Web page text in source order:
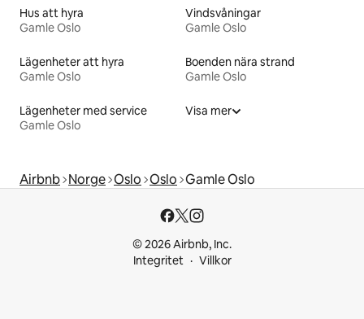
Hus att hyra
Gamle Oslo
Vindsvåningar
Gamle Oslo
Lägenheter att hyra
Gamle Oslo
Boenden nära strand
Gamle Oslo
Lägenheter med service
Gamle Oslo
Visa mer
Airbnb Norge Oslo Oslo Gamle Oslo
© 2026 Airbnb, Inc.
Integritet
Villkor